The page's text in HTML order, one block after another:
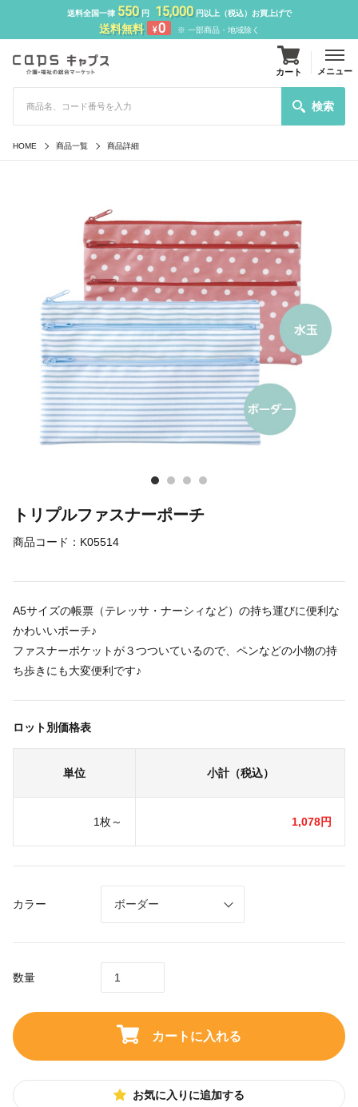
送料全国一律 550円 15,000円以上（税込）お買上げで
送料無料 ¥0 ※ 一部商品・地域除く
検索
カート メニュー
HOME 商品一覧 商品詳細
トリプルファスナーポーチ
商品コード： K05514
A5サイズの帳票（テレッサ・ナーシィなど）の持ち運びに便利な
かわいいポーチ♪
ファスナーポケットが３つついているので、ペンなどの小物の持
ち歩きにも大変便利です♪
ロット別価格表
単位 小計（税込）
1枚～ 1,078円
カラー
数量
カートに入れる
お気に入りに追加する